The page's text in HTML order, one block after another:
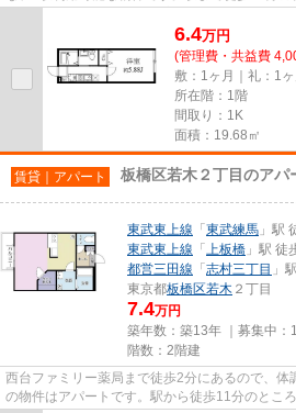
6.4万円
(管理費・共益費
敷：1ヶ月｜礼：1ヶ
所在階：1階
間取り：1K
面積：19.68㎡
賃貸｜アパート 板橋区若木２丁目のアパ
東武東上線 「 東武練馬 」駅
東武東上線 「 上板橋 」駅 徒
都営三田線 「 志村三丁目 」
東京都板橋区若木 ２丁目
7.4万円
築年数：築13年 ｜募集中：
階数：2階建
西台ファミリー薬局まで徒歩2分にあるので、体
の物件はアパートです。駅から徒歩11分のとこ